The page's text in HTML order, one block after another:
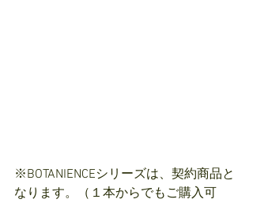
※BOTANIENCEシリーズは、契約商品と
なります。（１本からでもご購入可